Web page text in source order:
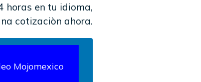
horas en tu idioma,
cotizaciòn ahora.
Mojomexico